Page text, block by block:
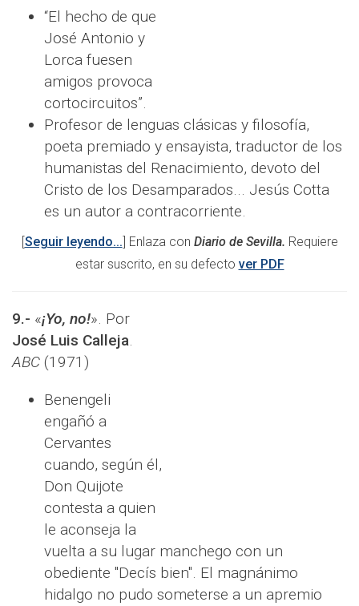
“El hecho de que
José Antonio y
Lorca fuesen
amigos provoca
cortocircuitos”.
Profesor de lenguas clásicas y filosofía,
poeta premiado y ensayista, traductor de los
humanistas del Renacimiento, devoto del
Cristo de los Desamparados... Jesús Cotta
es un autor a contracorriente.
[Seguir leyendo...] Enlaza con Diario de Sevilla. Requiere
estar suscrito, en su defecto ver PDF
9.- «¡Yo, no!». Por
José Luis Calleja.
ABC (1971)
Benengeli
engañó a
Cervantes
cuando, según él,
Don Quijote
contesta a quien
le aconseja la
vuelta a su lugar manchego con un
obediente "Decís bien". El magnánimo
hidalgo no pudo someterse a un apremio